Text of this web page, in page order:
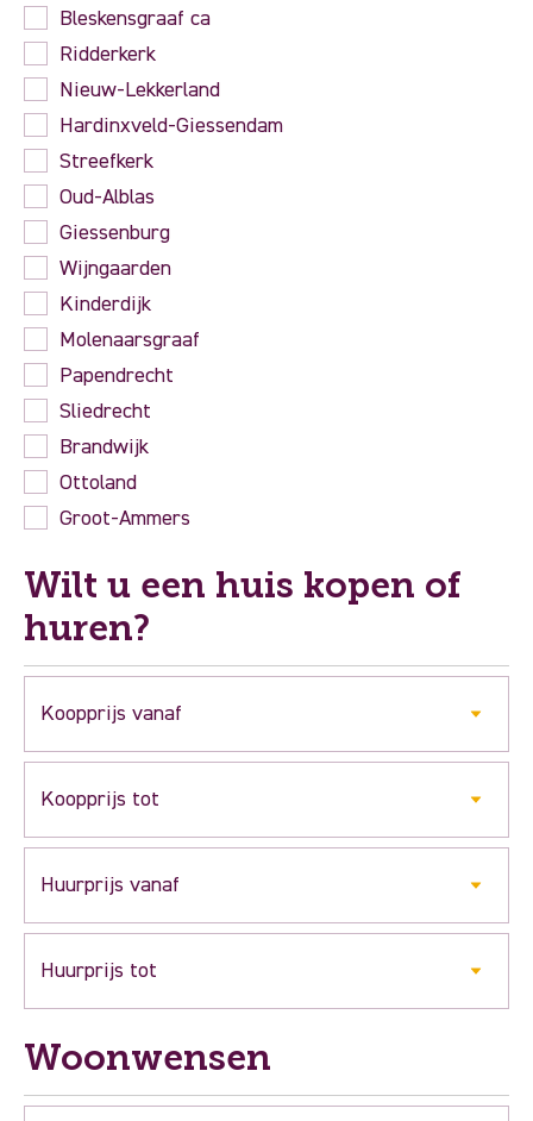
Bleskensgraaf ca
Ridderkerk
Nieuw-Lekkerland
Hardinxveld-Giessendam
Streefkerk
Oud-Alblas
Giessenburg
Wijngaarden
Kinderdijk
Molenaarsgraaf
Papendrecht
Sliedrecht
Brandwijk
Ottoland
Groot-Ammers
Wilt u een huis kopen of
huren?
Woonwensen